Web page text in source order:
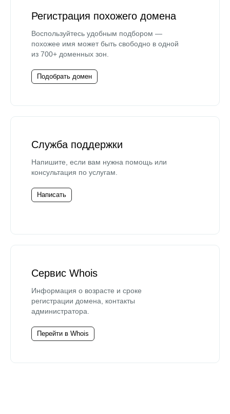
Регистрация похожего домена
Воспользуйтесь удобным подбором —
похожее имя может быть свободно в одной
из 700+ доменных зон.
Подобрать домен
Служба поддержки
Напишите, если вам нужна помощь или
консультация по услугам.
Написать
Сервис Whois
Информация о возрасте и сроке
регистрации домена, контакты
администратора.
Перейти в Whois